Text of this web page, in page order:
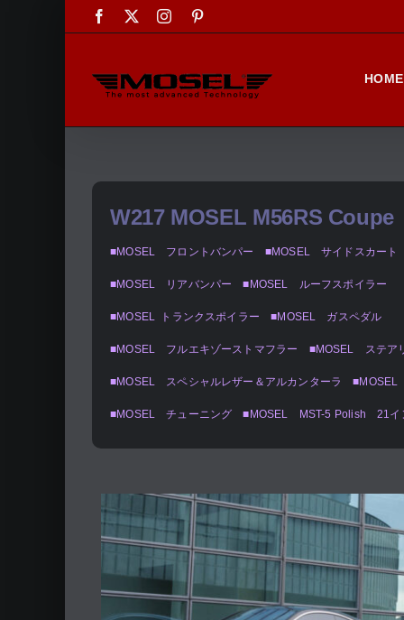
Facebook InstagramPinterest
HOME
W217 MOSEL M56RS Coupe
■MOSEL フロントバンパー ■MOSEL サイドスカート
■MOSEL リアバンパー ■MOSEL ルーフスポイラー
■MOSEL トランクスポイラー ■MOSEL ガスペダル
■MOSEL フルエキゾーストマフラー ■MOSEL ステア
■MOSEL スペシャルレザー＆アルカンターラ
■MOSEL チューニング ■MOSEL MST-5 Polish 21イ